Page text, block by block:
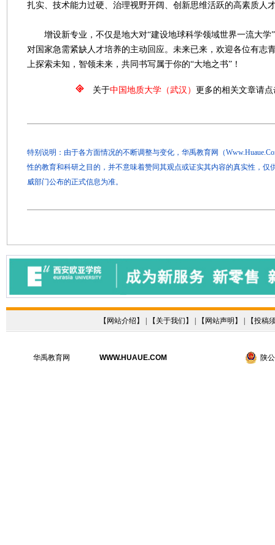
扎实、技术能力过硬、治理视野开阔、创新思维活跃的高素质人
增设新专业，不仅是地大对“建设地球科学领域世界一流大学
对国家急需紧缺人才培养的主动回应。未来已来，欢迎各位有志
上探索未知，智领未来，共同书写属于你的“大地之书”！
关于中国地质大学（武汉） 更多的相关文章请
特别说明：由于各方面情况的不断调整与变化，华禹教育网（
性的教育和科研之目的，并不意味着赞同其观点或证实其内容的真实性，仅
威部门公布的正式信息为准。
【 网站介绍 】 | 【 关于我们 】 | 【 网站声明 】 | 【投稿
华禹教育网 WWW.HUAUE.COM 陕